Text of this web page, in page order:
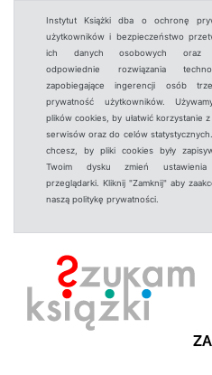
Instytut Książki dba o ochronę
użytkowników i bezpieczeństwo
ich danych osobowych oraz
odpowiednie rozwiązania
zapobiegające ingerencji osób
prywatność użytkowników.
plików cookies, by ułatwić korzystanie z
serwisów oraz do celów
chcesz, by pliki cookies były
Twoim dysku zmień ustawienia
przeglądarki. Kliknij "Zamknij" aby
naszą politykę prywatności.